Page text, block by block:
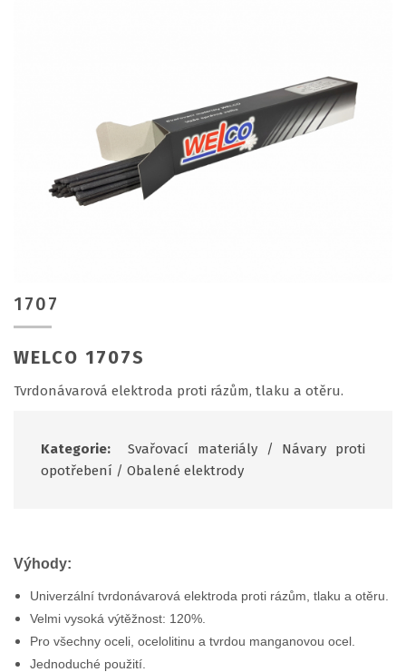
1707
WELCO 1707S
Tvrdonávarová elektroda proti rázům, tlaku a otěru.
Kategorie: Svařovací materiály /
Návary proti
opotřebení / Obalené elektrody
Výhody:
Univerzální tvrdonávarová elektroda proti rázům, tlaku a otěru.
Velmi vysoká výtěžnost: 120%.
Pro všechny oceli, ocelolitinu a tvrdou manganovou ocel.
Jednoduché použití.